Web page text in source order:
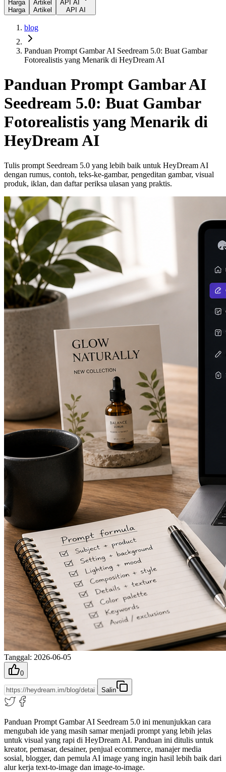
Harga
Harga
Artikel
Artikel
API AI
API AI
blog
Panduan Prompt Gambar AI Seedream 5.0: Buat Gambar
Fotorealistis yang Menarik di HeyDream AI
Panduan Prompt Gambar AI
Seedream 5.0: Buat Gambar
Fotorealistis yang Menarik di
HeyDream AI
Tulis prompt Seedream 5.0 yang lebih baik untuk HeyDream AI
dengan rumus, contoh, teks-ke-gambar, pengeditan gambar, visual
produk, iklan, dan daftar periksa ulasan yang praktis.
Tanggal: 2026-06-05
0
Salin
Panduan Prompt Gambar AI Seedream 5.0 ini menunjukkan cara
mengubah ide yang masih samar menjadi prompt yang lebih jelas
untuk visual yang rapi di HeyDream AI. Panduan ini ditulis untuk
kreator, pemasar, desainer, penjual ecommerce, manajer media
sosial, blogger, dan pemula AI image yang ingin hasil lebih baik dari
alur kerja text-to-image dan image-to-image.